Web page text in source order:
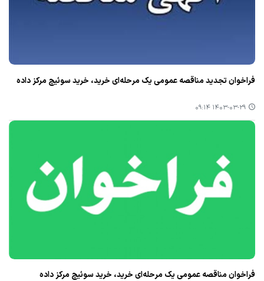
فراخوان تجدید مناقصه عمومی یک مرحله‌ای خرید، خرید سوئیچ مرکز داده
۱۴۰۳-۰۳-۲۹ ۰۹:۱۴
فراخوان مناقصه عمومی یک مرحله‌ای خرید، خرید سوئیچ مرکز داده